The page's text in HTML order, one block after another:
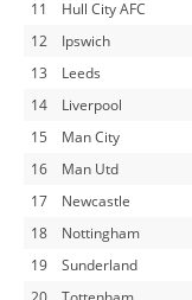
11
Hull City AFC
12
Ipswich
13
Leeds
14
Liverpool
15
Man City
16
Man Utd
17
Newcastle
18
Nottingham
19
Sunderland